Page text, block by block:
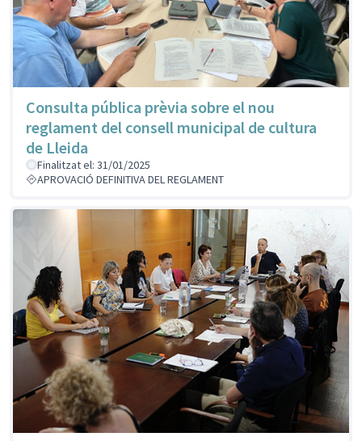
Consulta pública prèvia sobre el nou
reglament del consell municipal de cultura
de Lleida
Finalitzat el: 31/01/2025
APROVACIÓ DEFINITIVA DEL REGLAMENT